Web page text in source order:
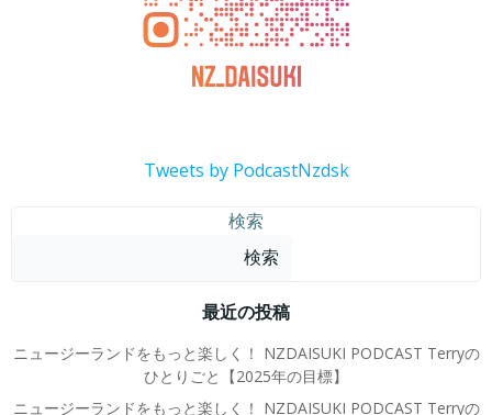
Tweets by PodcastNzdsk
検索
検索
最近の投稿
ニュージーランドをもっと楽しく！ NZDAISUKI PODCAST Terryの
ひとりごと【2025年の目標】
ニュージーランドをもっと楽しく！ NZDAISUKI PODCAST Terryの